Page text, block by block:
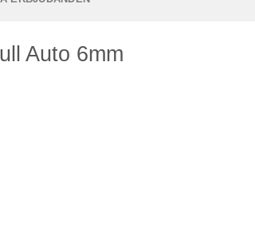
Auto 6mm